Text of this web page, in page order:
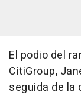
El podio del
CitiGroup,
seguida de la